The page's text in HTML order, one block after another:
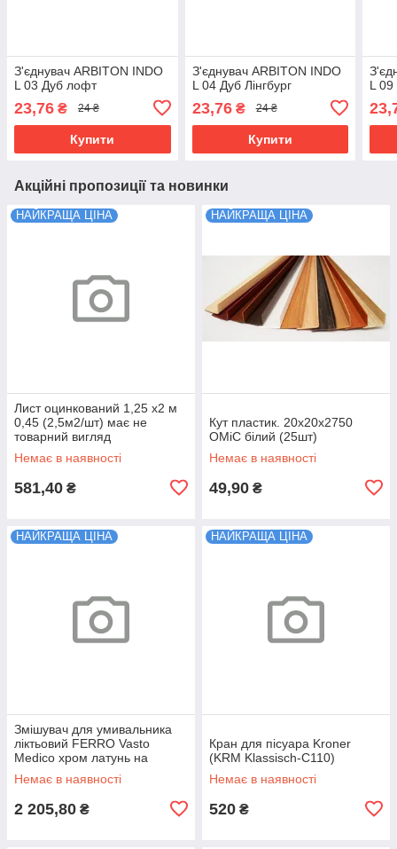
З'єднувач ARBITON INDO
L 03 Дуб лофт
23,76 ₴ 24 ₴
Купити
З'єднувач ARBITON INDO
L 04 Дуб Лінгбург
23,76₴ 24 ₴
Купити
L
Акційні пропозиції та новинки
НАЙКРАЩА ЦІНА
Лист оцинкований 1,25 х2 м
0,45 (2,5м2/шт) має не
товарний вигляд
Немає в наявності
581,40 ₴
НАЙКРАЩА ЦІНА
Кут пластик. 20х20х2750
ОМіС білий (25шт)
Немає в наявності
49,90 ₴
НАЙКРАЩА ЦІНА
Змішувач для умивальника
ліктьовий FERRO Vasto
Medico хром латунь на
раковину BVAM4
Немає в наявності
2 205,80 ₴
НАЙКРАЩА ЦІНА
Кран для пісуара Kroner
(KRM Klassisch-C110)
Немає в наявності
520 ₴